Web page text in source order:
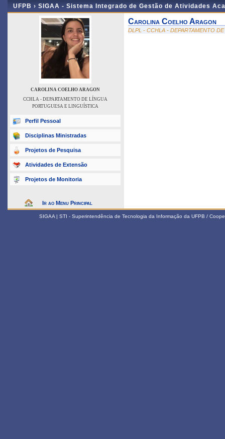
UFPB › SIGAA - Sistema Integrado de Gestão de Atividades
CAROLINA COELHO ARAGON
CCHLA - DEPARTAMENTO DE LÍNGUA
PORTUGUESA E LINGUÍSTICA
Perfil Pessoal
Disciplinas Ministradas
Projetos de Pesquisa
Atividades de Extensão
Projetos de Monitoria
Ir ao Menu Principal
Carolina Coelho Aragon
DLPL - CCHLA - DEPARTAMENTO
SIGAA | STI - Superintendência de Tecnologia da Informação da UFPB /